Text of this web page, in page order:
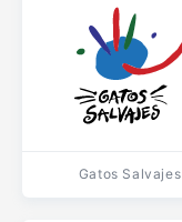
Gatos Salvajes